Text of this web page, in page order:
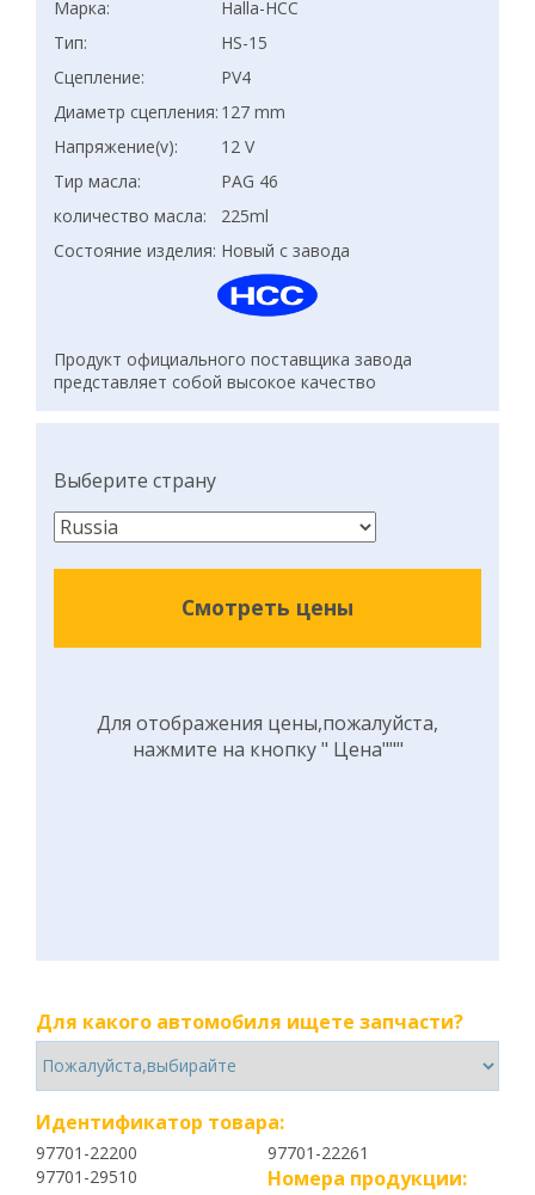
Марка:
Halla-HCC
Тип:
HS-15
Сцепление:
PV4
Диаметр сцепления: 127 mm
Напряжение(v):
12 V
Тир масла:
PAG 46
количество масла:
225ml
Состояние изделия: Новый с завода
Продукт официального поставщика завода
представляет собой высокое качество
Выберите страну
Смотреть цены
Для отображения цены,пожалуйста,
нажмите на кнопку " Цена"""
Для какого автомобиля ищете запчасти?
Идентификатор товара:
97701-22200
97701-22261
97701-29510
Номера продукции: